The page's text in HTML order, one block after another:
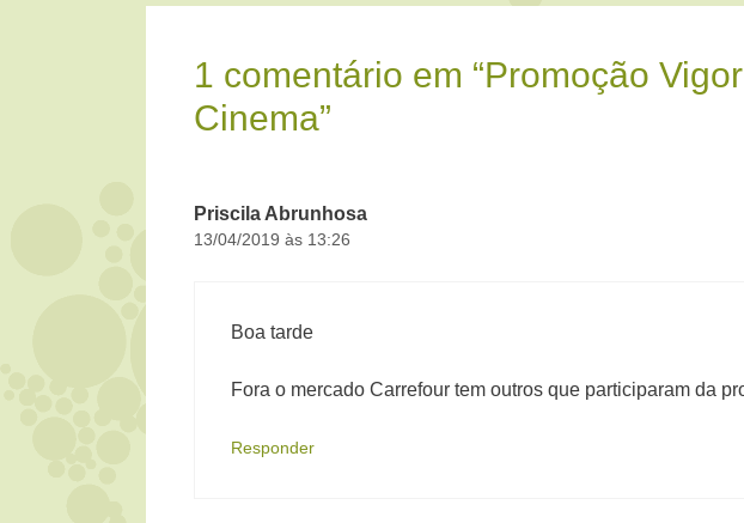
1 comentário em “Promoção
Cinema”
Priscila Abrunhosa
13/04/2019 às 13:26
Boa tarde
Fora o mercado Carrefour tem outros que participaram da
Responder